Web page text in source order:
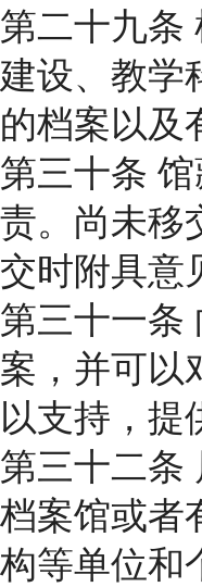
第二十九条
建设、教学
的档案以及
第三十条
责。尚未移
交时附具意
第三十一条
案，并可以
以支持，提
第三十二条
档案馆或者
构等单位和